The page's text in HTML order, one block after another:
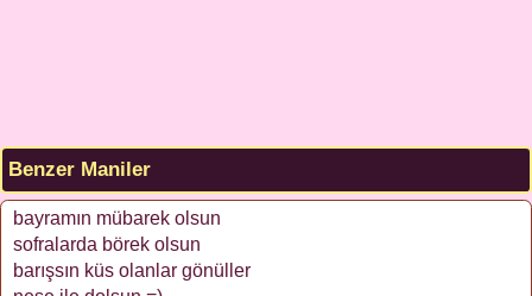
Benzer Maniler
bayramın mübarek olsun
sofralarda börek olsun
barışsın küs olanlar gönüller